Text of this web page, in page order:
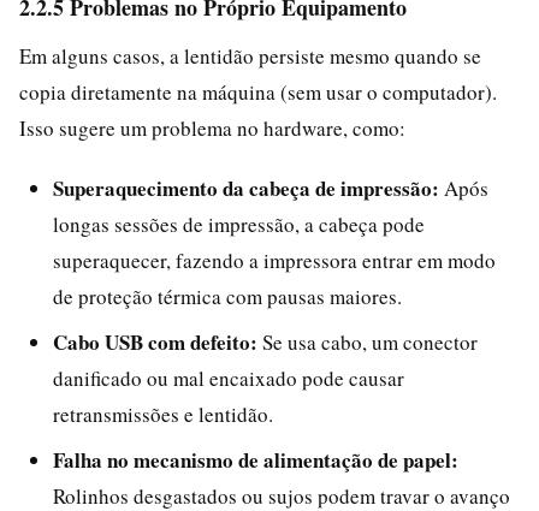
2.2.5 Problemas no Próprio Equipamento
Em alguns casos, a lentidão persiste mesmo quando se
copia diretamente na máquina (sem usar o computador).
Isso sugere um problema no hardware, como:
Superaquecimento da cabeça de impressão: Após
longas sessões de impressão, a cabeça pode
superaquecer, fazendo a impressora entrar em modo
de proteção térmica com pausas maiores.
Cabo USB com defeito: Se usa cabo, um conector
danificado ou mal encaixado pode causar
retransmissões e lentidão.
Falha no mecanismo de alimentação de papel:
Rolinhos desgastados ou sujos podem travar o avanço